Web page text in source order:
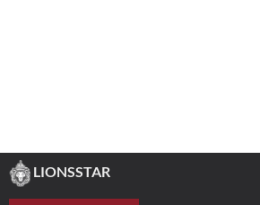
LIONSSTAR